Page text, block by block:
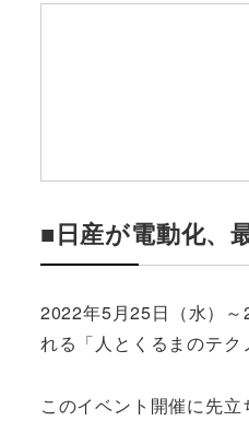
■日産が電動化、
2022年5月25日（水）
れる「人とくるまのテク
このイベント開催に先立